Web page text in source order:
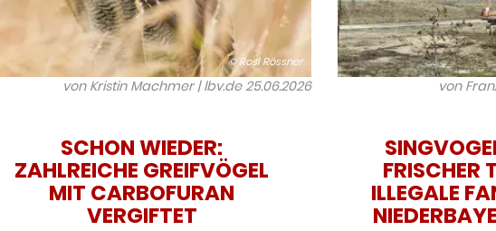
© Rosl Rössner
von Kristin Machmer | lbv.de25.06.2026
SCHON WIEDER:
ZAHLREICHE GREIFVÖGEL
MIT CARBOFURAN
VERGIFTET
von
FRISCHER
ILLEGALE